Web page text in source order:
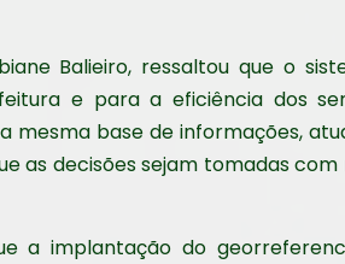
Balieiro, ressaltou que o
e para a eficiência dos
base de informações,
as decisões sejam tomadas
a implantação do